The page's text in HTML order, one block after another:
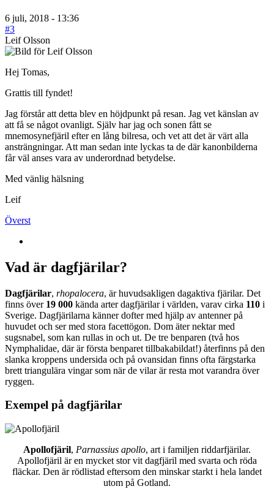
6 juli, 2018 - 13:36
#3
Leif Olsson
Hej Tomas,
Grattis till fyndet!
Jag förstår att detta blev en höjdpunkt på resan. Jag vet känslan av
att få se något ovanligt. Själv har jag och sonen fått se
mnemosynefjäril efter en lång bilresa, och vet att det är värt alla
ansträngningar. Att man sedan inte lyckas ta de där kanonbilderna
får väl anses vara av underordnad betydelse.
Med vänlig hälsning
Leif
Överst
Vad är dagfjärilar?
Dagfjärilar, rhopalocera, är huvudsakligen dagaktiva fjärilar. Det
finns över 19 000 kända arter dagfjärilar i världen, varav cirka 110 i
Sverige. Dagfjärilarna känner dofter med hjälp av antenner på
huvudet och ser med stora facettögon. Dom äter nektar med
sugsnabel, som kan rullas in och ut. De tre benparen (två hos
Nymphalidae, där är första benparet tillbakabildat!) återfinns på den
slanka kroppens undersida och på ovansidan finns ofta färgstarka
brett triangulära vingar som när de vilar är resta mot varandra över
ryggen.
Exempel på dagfjärilar
Apollofjäril, Parnassius apollo, art i familjen riddarfjärilar.
Apollofjäril är en mycket stor vit dagfjäril med svarta och röda
fläckar. Den är rödlistad eftersom den minskar starkt i hela landet
utom på Gotland.